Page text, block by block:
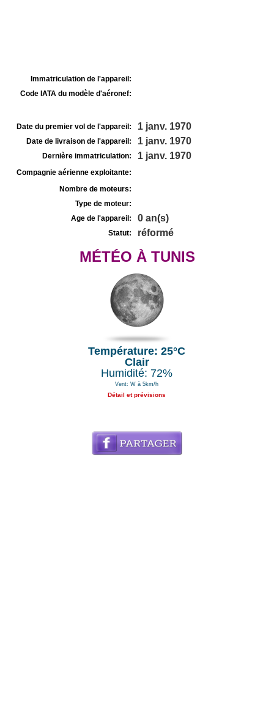
Immatriculation de l'appareil:
Code IATA du modèle d'aéronef:
Date du premier vol de l'appareil: 1 janv. 1970
Date de livraison de l'appareil: 1 janv. 1970
Dernière immatriculation: 1 janv. 1970
Compagnie aérienne exploitante:
Nombre de moteurs:
Type de moteur:
Age de l'appareil:
0 an(s)
Statut: réformé
MÉTÉO À TUNIS
Température: 25°C
Clair
Humidité: 72%
Vent: W à 5km/h
Détail et prévisions